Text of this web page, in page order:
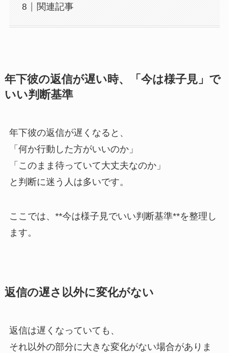
関連記事
年下彼の返信が遅い時、「今は様子見」で
いい判断基準
年下彼の返信が遅くなると、
「何か行動した方がいいのか」
「このまま待っていて大丈夫なのか」
と判断に迷う人は多いです。
ここでは、**今は様子見でいい判断基準**を整理し
ます。
返信の遅さ以外に変化がない
返信は遅くなっていても、
それ以外の部分に大きな変化がない場合がありま